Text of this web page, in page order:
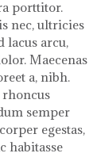
porttitor.
nec, ultricies
lacus arcu,
Maecenas
a, nibh.
semper
egestas,
habitasse